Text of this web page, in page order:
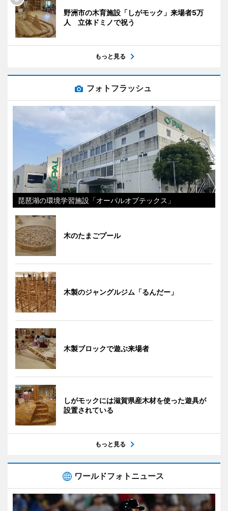
野洲市の木育施設「しがモック」来場者5万
人 立体ドミノで祝う
もっと見る
フォトフラッシュ
琵琶湖の環境学習施設「オーパルオプテックス」
木のたまごプール
木製のジャングルジム「るんだー」
木製ブロックで遊ぶ来場者
しがモックには滋賀県産木材を使った遊具が
設置されている
もっと見る
ワールドフォトニュース